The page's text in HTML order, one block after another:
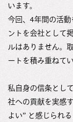
います。
今回、4年間の活
ントを会社として
ルはありません。
ートを積み重ねて
私自身の信条とし
社への貢献を実感
よい” と感じられ